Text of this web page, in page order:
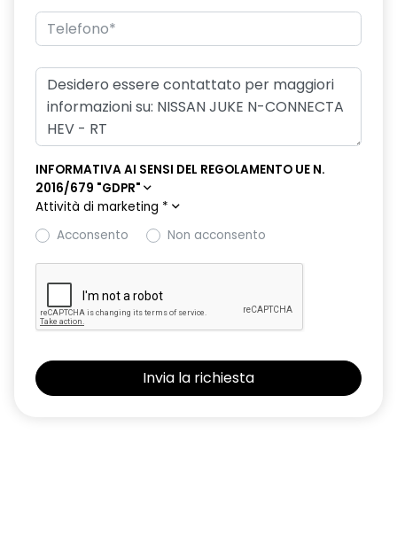
INFORMATIVA AI SENSI DEL REGOLAMENTO UE N.
2016/679 "GDPR"
Attività di marketing *
Acconsento
Non acconsento